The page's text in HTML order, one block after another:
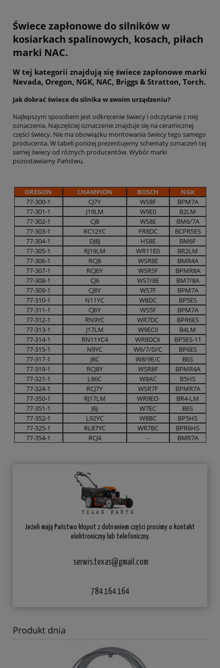
Świece zapłonowe do silników w
kosiarkach spalinowych, kosach, piłach
marki NAC.
W tej kategorii znajdują się świece zapłonowe marki
Nevada, Oregon, NGK, NAC, Briggs & Stratton, Torch.
Jak dobrać świece do silnika w swoim urządzeniu?
Najlepszym sposobem jest odkręcenie świecy i odczytanie z niej
oznaczenia. Najczęściej oznaczenie znajduje się na ceramicznej
części świecy. Nie ma obowiązku montowania świecy tego samego
producenta. W tabeli poniżej prezentujemy schematy oznaczeń tej
samej świecy od różnych producentów. Wybór marki
pozostawiamy Państwu.
OREGON CHAMPION BOSCH
NGK
77-300-1
CJ7Y WS8F
BPM7A
77-301-1
J19LM W9E0
B2LM
77-302-1
CJ8 WS8E
BM6/7A
77-303-1
RC12YC FR8DC
BCPR5ES
77-304-1
DJ8J HS8E
BM6F
77-305-1
RJ19LM WR11E0
BR2LM
77-306-1
RCJ8 WSR8E
BMR4A
77-307-1
RCJ6Y WSR5F
BPMR8A
77-308-1
CJ6 WS7/8E
BM7/8A
77-309-1
CJ8Y WS7F
BPM7A
77-310-1
N11YC W8DC
BP5ES
77-311-1
CJ6Y WS5F
BPM7A
77-312-1
RN9YC WR7DC
BPR6ES
77-313-1
J17LM W9EC0
B4LM
77-314-1
RN11YC4 WR8DCX
BP5ES-11
77-315-1
N9YC W6/7/D/C
BP6ES
77-317-1
J8C W8/9E/C
B6S
77-319-1
RCJ8Y WSR8F
BPMR4A
77-321-1
L86C W8AC
B5HS
77-324-1
RCJ7Y WSR7F
BPMR7A
77-350-1
RJ17LM WR9EO
BR4-LM
77-351-1
J6J W7EC
B6S
77-352-1
L92YC W8BC
BP5HS
77-325-1
RL87YC WR7BC
BPR6HS
77-354-1
RCJ4 - BMR7A
Jeżeli mają Państwo kłopot z dobraniem części prosimy o kontakt
elektroniczny lub telefoniczny.
serwis.texas@gmail.com
784 164 164
Produkt dnia